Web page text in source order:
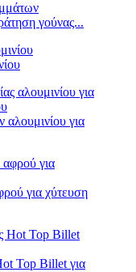
γούνας...
αλουμινίου για
για χύτευση
Top Billet για